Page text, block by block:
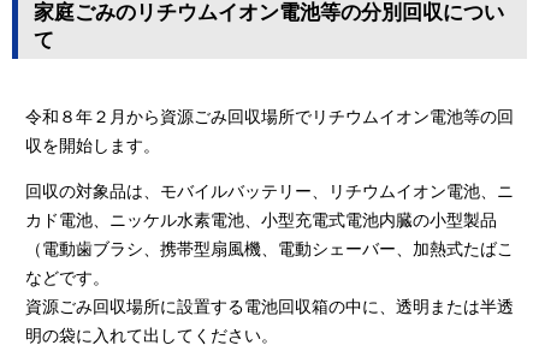
家庭ごみのリチウムイオン電池等の分別回収につい
て
令和８年２月から資源ごみ回収場所でリチウムイオン電池等の回
収を開始します。
回収の対象品は、モバイルバッテリー、リチウムイオン電池、ニ
カド電池、ニッケル水素電池、小型充電式電池内臓の小型製品
（電動歯ブラシ、携帯型扇風機、電動シェーバー、加熱式たばこ
などです。
資源ごみ回収場所に設置する電池回収箱の中に、透明または半透
明の袋に入れて出してください。